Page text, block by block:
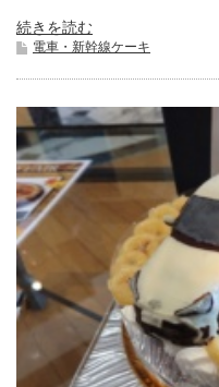
続きを読む
電車・新幹線ケーキ